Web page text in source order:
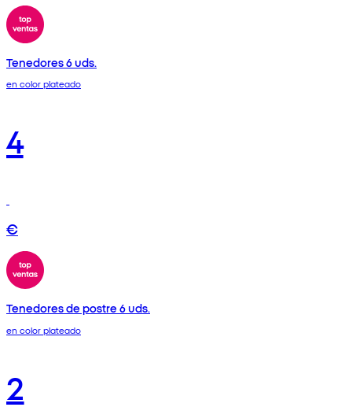
Tenedores 6 uds.
en color plateado
4
€
Tenedores de postre 6 uds.
en color plateado
2